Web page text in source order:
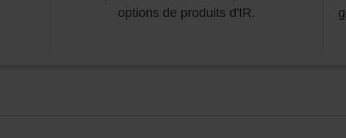
options de produits d'IR.